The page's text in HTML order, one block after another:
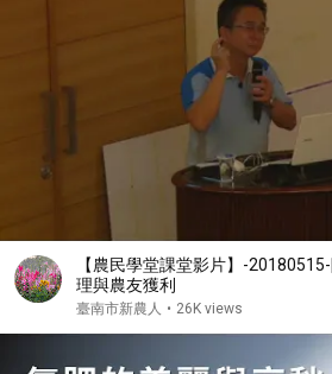
【農民學堂課堂影片】-
理與農友獲利
臺南市新農人 • 26K views